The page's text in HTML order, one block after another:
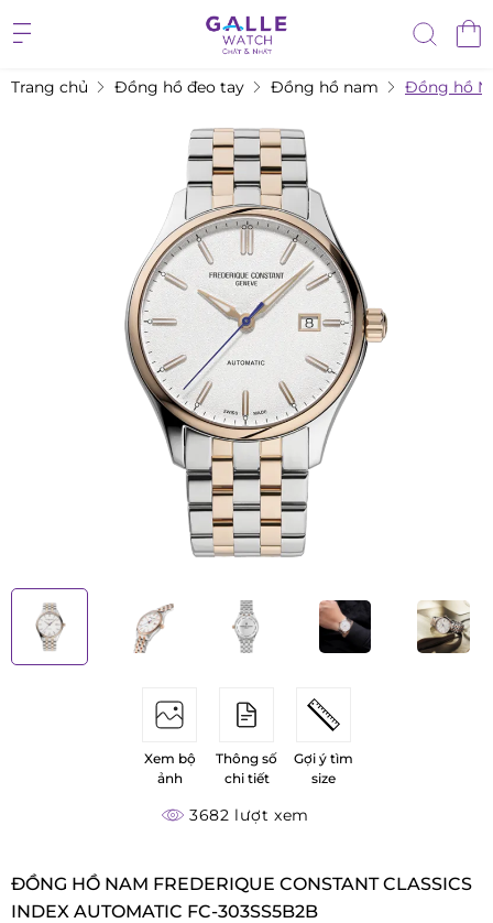
Trang chủ Đồng hồ đeo tay Đồng hồ nam Đồng hồ
Xem bộ
ảnh
Thông số
chi tiết
Gợi ý tìm
size
3682 lượt xem
ĐỒNG HỒ NAM FREDERIQUE CONSTANT CLASSICS
INDEX AUTOMATIC FC-303SS5B2B